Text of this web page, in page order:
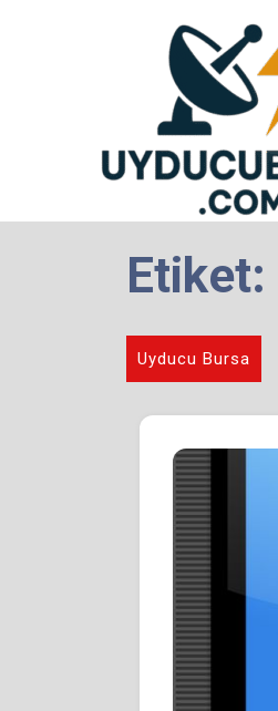
Etiket:
Uyducu Bursa